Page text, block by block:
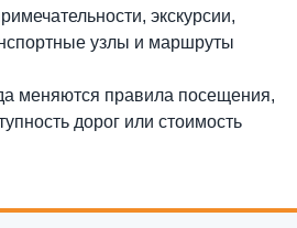
экскурсии,
узлы и маршруты
меняются правила посещения,
дорог или стоимость